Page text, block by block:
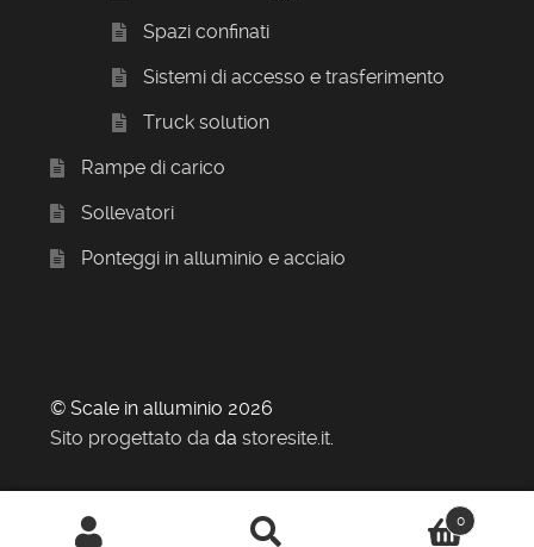
Spazi confinati
Sistemi di accesso e trasferimento
Truck solution
Rampe di carico
Sollevatori
Ponteggi in alluminio e acciaio
© Scale in alluminio 2026
Sito progettato da da storesite.it.
0